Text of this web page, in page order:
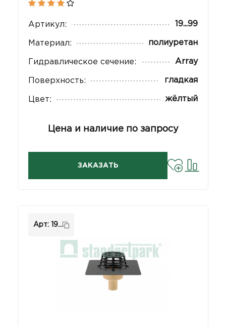
Артикул: 19...99
Материал: полиуретан
Гидравлическое сечение: Array
Поверхность: гладкая
Цвет: жёлтый
Цена и наличие по запросу
ЗАКАЗАТЬ
Арт: 19...